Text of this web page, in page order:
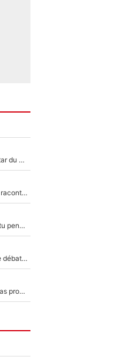
Antoine Dupont en deuil : Pendant ses vacances, la star du XV de France a perdu sa grand-mère
«Je ne sais pas pourquoi j’ai dit ça...» : Kylian Mbappé raconte sa première rencontre avec Zinédine Zidane (et c’est très drôle)
Départ de Roberto De Zerbi - Medhi Benatia s'est battu pendant six mois pour le retenir à l'OM, le PSG a été le naufrage de trop : «Je pars avec toi»
«Admets que tu t'es trompé sur Lucas Chevalier !» : Le débat sur le gardien du PSG vire au clash à l'After Foot
Zinédine Zidane et Didier Deschamps : «Ils n’étaient pas proches», les confidences d’un membre de l’équipe de France 1998 sur leur relation spéciale